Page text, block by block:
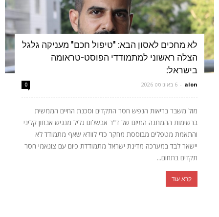
לא מחכים לאסון הבא: "טיפול חכם" מעניקה גלגל
הצלה ראשוני למתמודדי הפוסט-טראומה
בישראל:
alon
- 6 באוגוסט 2026 0
מול משבר בריאות הנפש חסר התקדים וסכנת החיים הממשית
ברשימות ההמתנה המיזם של ד"ר אבשלום גליל מנגיש אבחון קליני
והתאמת מטפלים מבוססת מחקר כדי לוודא שאף מתמודד לא
יישאר לבד במערכה מדינת ישראל מתמודדת כיום עם צונאמי חסר
תקדים בתחום...
קרא עוד